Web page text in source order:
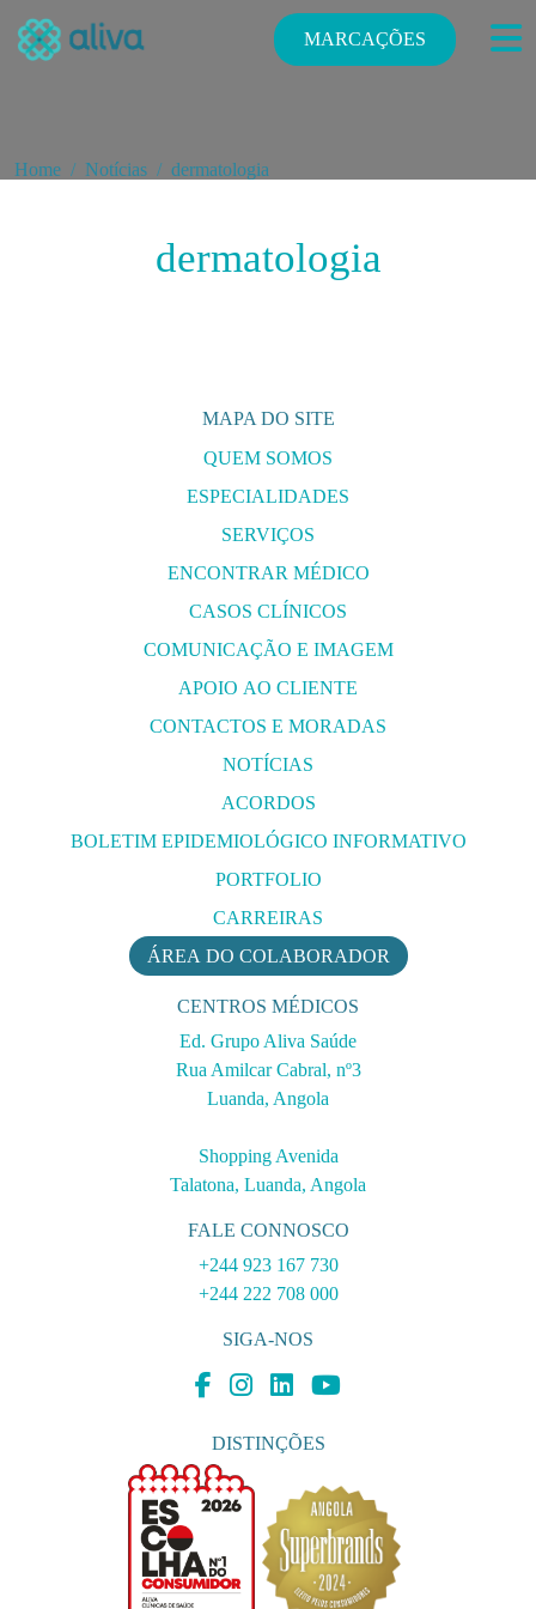
MARCAÇÕES
Home Notícias dermatologia
dermatologia
MAPA DO SITE
QUEM SOMOS
ESPECIALIDADES
SERVIÇOS
ENCONTRAR MÉDICO
CASOS CLÍNICOS
COMUNICAÇÃO E IMAGEM
APOIO AO CLIENTE
CONTACTOS E MORADAS
NOTÍCIAS
ACORDOS
BOLETIM EPIDEMIOLÓGICO INFORMATIVO
PORTFOLIO
CARREIRAS
ÁREA DO COLABORADOR
CENTROS MÉDICOS
Ed. Grupo Aliva Saúde
Rua Amilcar Cabral, nº3
Luanda, Angola
Shopping Avenida
Talatona, Luanda, Angola
FALE CONNOSCO
+244 923 167 730
+244 222 708 000
SIGA-NOS
DISTINÇÕES